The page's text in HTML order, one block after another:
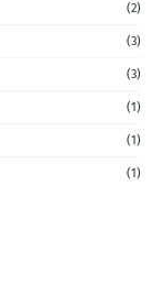
(2)
(3)
(3)
(1)
(1)
(1)